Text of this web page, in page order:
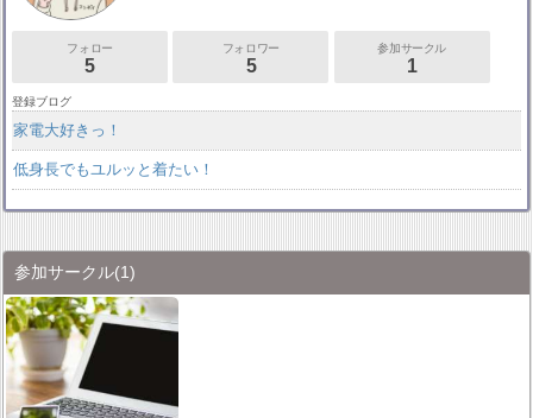
フォロー
5
フォロワー
5
参加サークル
1
登録ブログ
家電大好きっ！
低身長でもユルッと着たい！
参加サークル(1)